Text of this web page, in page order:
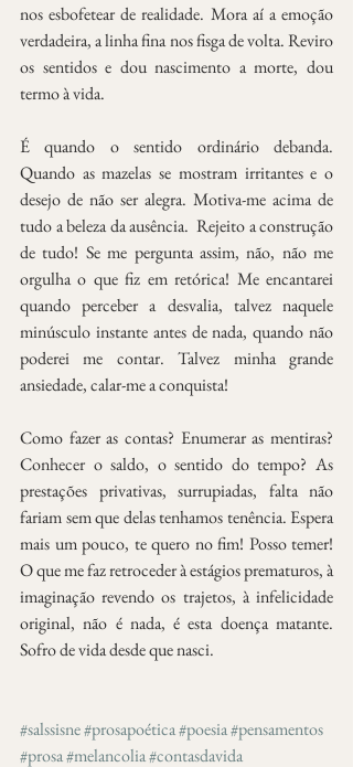
nos esbofetear de realidade. Mora aí a emoção
verdadeira, a linha fina nos fisga de volta. Reviro
os sentidos e dou nascimento a morte, dou
termo à vida.
É quando o sentido ordinário debanda.
Quando as mazelas se mostram irritantes e o
desejo de não ser alegra. Motiva-me acima de
tudo a beleza da ausência.  Rejeito a construção
de tudo! Se me pergunta assim, não, não me
orgulha o que fiz em retórica! Me encantarei
quando perceber a desvalia, talvez naquele
minúsculo instante antes de nada, quando não
poderei me contar. Talvez minha grande
ansiedade, calar-me a conquista!
Como fazer as contas? Enumerar as mentiras?
Conhecer o saldo, o sentido do tempo? As
prestações privativas, surrupiadas, falta não
fariam sem que delas tenhamos tenência. Espera
mais um pouco, te quero no fim! Posso temer!
O que me faz retroceder à estágios prematuros, à
imaginação revendo os trajetos, à infelicidade
original, não é nada, é esta doença matante.
Sofro de vida desde que nasci.
#salssisne#prosapoética#poesia#pensamentos
#prosa#melancolia#contasdavida